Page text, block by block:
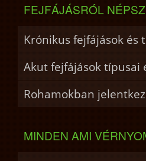
FEJFÁJÁSRÓL
Krónikus fejfájások és
Akut fejfájások típusai
Rohamokban
MINDEN AMI